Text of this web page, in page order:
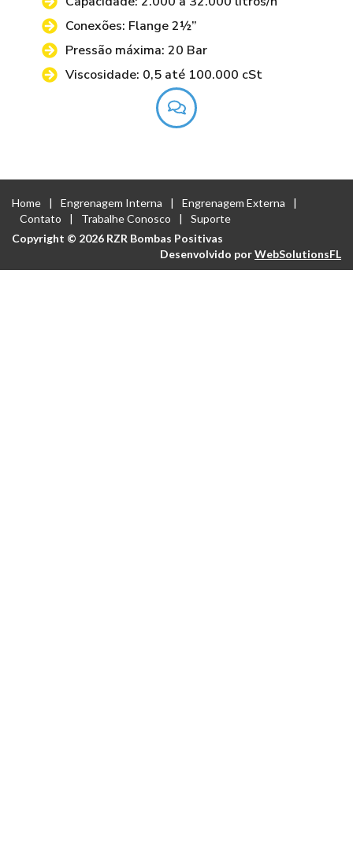
Conexões: Flange 2½”
Pressão máxima: 20 Bar
Viscosidade: 0,5 até 100.000 cSt
Home Engrenagem Interna
Engrenagem Externa
Contato
Trabalhe Conosco
Suporte
Copyright © 2026 RZR Bombas Positivas
Desenvolvido porWebSolutionsFL